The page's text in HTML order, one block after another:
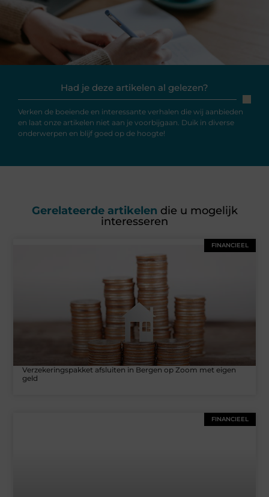
Had je deze artikelen al gelezen?
Verken de boeiende en interessante verhalen die wij aanbieden
en laat onze artikelen niet aan je voorbijgaan. Duik in diverse
onderwerpen en blijf goed op de hoogte!
Gerelateerde artikelen die u mogelijk
interesseren
FINANCIEEL
Verzekeringspakket afsluiten in Bergen op Zoom met eigen
geld
FINANCIEEL